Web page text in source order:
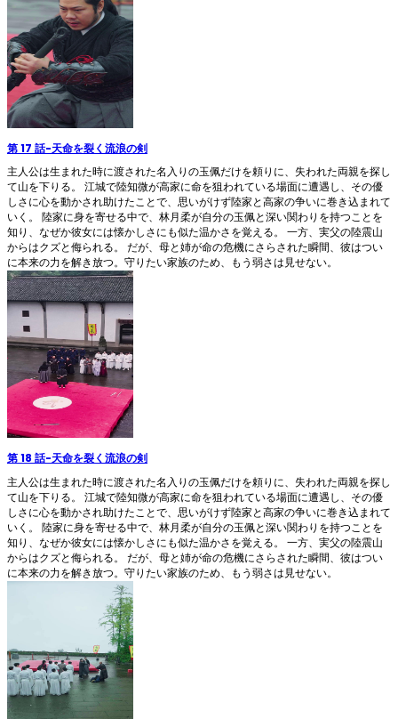
第 17 話-天命を裂く流浪の剣
主人公は生まれた時に渡された名入りの玉佩だけを頼りに、失われた両親を探し
て山を下りる。 江城で陸知微が高家に命を狙われている場面に遭遇し、その優
しさに心を動かされ助けたことで、思いがけず陸家と高家の争いに巻き込まれて
いく。 陸家に身を寄せる中で、林月柔が自分の玉佩と深い関わりを持つことを
知り、なぜか彼女には懐かしさにも似た温かさを覚える。 一方、実父の陸震山
からはクズと侮られる。 だが、母と姉が命の危機にさらされた瞬間、彼はつい
に本来の力を解き放つ。守りたい家族のため、もう弱さは見せない。
第 18 話-天命を裂く流浪の剣
主人公は生まれた時に渡された名入りの玉佩だけを頼りに、失われた両親を探し
て山を下りる。 江城で陸知微が高家に命を狙われている場面に遭遇し、その優
しさに心を動かされ助けたことで、思いがけず陸家と高家の争いに巻き込まれて
いく。 陸家に身を寄せる中で、林月柔が自分の玉佩と深い関わりを持つことを
知り、なぜか彼女には懐かしさにも似た温かさを覚える。 一方、実父の陸震山
からはクズと侮られる。 だが、母と姉が命の危機にさらされた瞬間、彼はつい
に本来の力を解き放つ。守りたい家族のため、もう弱さは見せない。